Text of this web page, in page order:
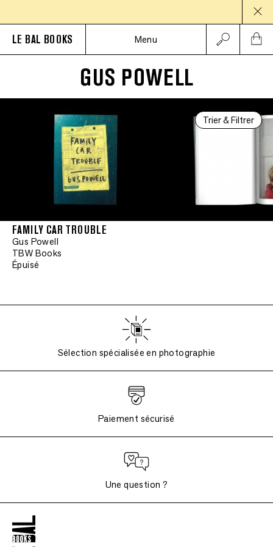
LE BAL BOOKS Menu
GUS POWELL
Trier & Filtrer
FAMILY CAR TROUBLE
Gus Powell
TBW Books
Épuisé
Sélection spécialisée en photographie
Paiement sécurisé
Une question ?